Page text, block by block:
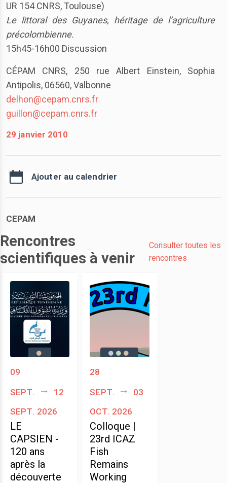
UR 154 CNRS, Toulouse)
Le littoral des Guyanes, héritage de l’agriculture
précolombienne.
15h45-16h00 Discussion
CÉPAM CNRS, 250 rue Albert Einstein, Sophia
Antipolis, 06560, Valbonne
delhon@cepam.cnrs.fr
guillon@cepam.cnrs.fr
29 janvier 2010
Ajouter au calendrier
CEPAM
Rencontres
scientifiques à venir
Consulter toutes les
rencontres
09
sept.
12
sept. 2026
LE
CAPSIEN -
120 ans
après la
découverte
28
sept.
03
oct. 2026
Colloque |
23rd ICAZ
Fish
Remains
Working